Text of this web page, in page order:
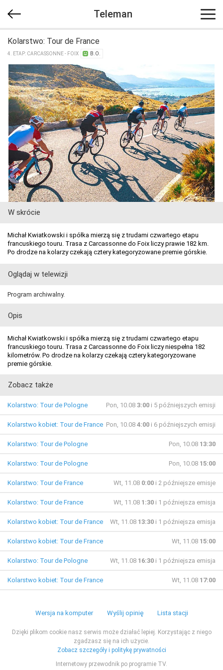
Teleman
Kolarstwo: Tour de France
4. ETAP: CARCASSONNE - FOIX B.O.
W skrócie
Michał Kwiatkowski i spółka mierzą się z trudami czwartego etapu
francuskiego touru. Trasa z Carcassonne do Foix liczy prawie 182 km.
Po drodze na kolarzy czekają cztery kategoryzowane premie górskie.
Oglądaj w telewizji
Program archiwalny.
Opis
Michał Kwiatkowski i spółka mierzą się z trudami czwartego etapu
francuskiego touru. Trasa z Carcassonne do Foix liczy niespełna 182
kilometrów. Po drodze na kolarzy czekają cztery kategoryzowane
premie górskie.
Zobacz także
Kolarstwo: Tour de Pologne Pon, 10.08 3:00 i 5 późniejszych emisji
Kolarstwo kobiet: Tour de France Pon, 10.08 4:00 i 6 późniejszych emisji
Kolarstwo: Tour de Pologne Pon, 10.08 13:30
Kolarstwo: Tour de Pologne Pon, 10.08 15:00
Kolarstwo: Tour de France Wt, 11.08 0:00 i 2 późniejsze emisje
Kolarstwo: Tour de France Wt, 11.08 1:30 i 1 późniejsza emisja
Kolarstwo kobiet: Tour de France Wt, 11.08 13:30 i 1 późniejsza emisja
Kolarstwo kobiet: Tour de France Wt, 11.08 15:00
Kolarstwo: Tour de Pologne Wt, 11.08 16:30 i 1 późniejsza emisja
Kolarstwo kobiet: Tour de France Wt, 11.08 17:00
Wersja na komputer Wyślij opinię Lista stacji
Dzięki plikom cookie nasz serwis może działać lepiej. Korzystając z niego
zgadzasz się na ich użycie.
Zobacz szczegóły i politykę prywatności
Internetowy przewodnik po programie TV.